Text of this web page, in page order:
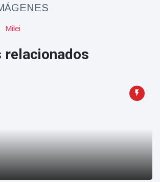
tanzt
Mariachi-
May
1131
Milei
relacionados